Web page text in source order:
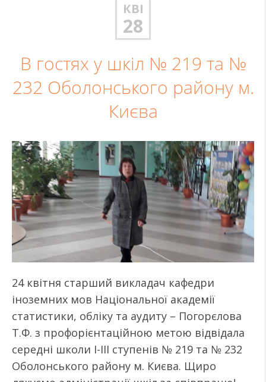
КВІ
28
В гостях у шкіл № 219 та №
232 Оболонського району м.
Києва
24 квітня старший викладач кафедри
іноземних мов Національної академії
статистики, обліку та аудиту – Погорєлова
Т.Ф. з профорієнтаційною метою відвідала
середні школи І-ІІІ ступенів № 219 та № 232
Оболонського району м. Києва. Щиро